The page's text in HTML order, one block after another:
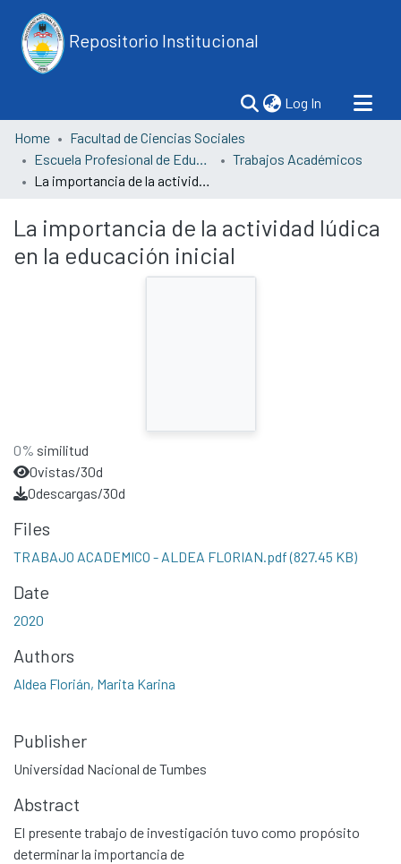
Repositorio Institucional
Log In (current)
Home
Facultad de Ciencias Sociales
Escuela Profesional de Educación
Trabajos Académicos
La importancia de la actividad lúdica en la educación inicial
La importancia de la actividad lúdica
en la educación inicial
0% similitud
0vistas/30d
0descargas/30d
Files
TRABAJO ACADEMICO - ALDEA FLORIAN.pdf(827.45 KB)
Date
2020
Authors
Aldea Florián, Marita Karina
Publisher
Universidad Nacional de Tumbes
Abstract
El presente trabajo de investigación tuvo como propósito
determinar la importancia de